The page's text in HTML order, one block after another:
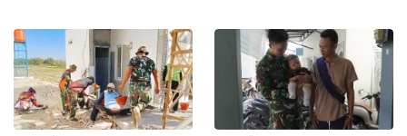
pada Semester I 2026